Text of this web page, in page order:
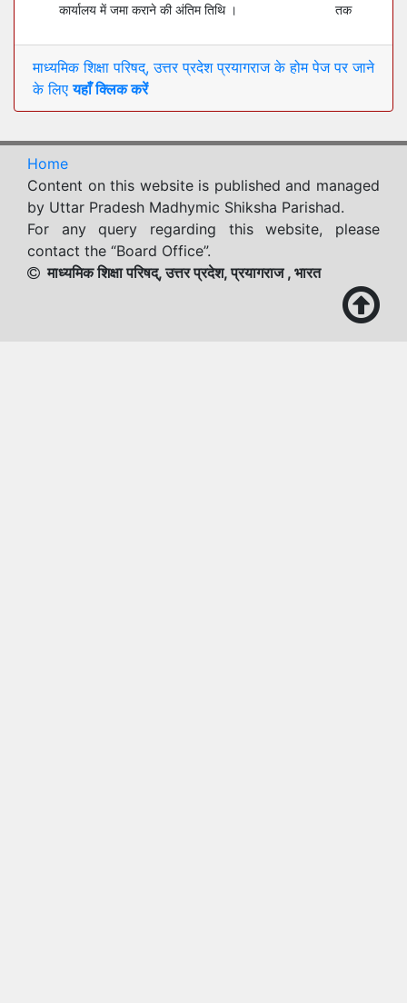
कार्यालय में जमा कराने की अंतिम तिथि ।
तक
माध्यमिक शिक्षा परिषद्, उत्तर प्रदेश प्रयागराज के होम पेज पर जाने
के लिएयहाँ क्लिक करें
Home
Content on this website is published and managed
by Uttar Pradesh Madhymic Shiksha Parishad.
For any query regarding this website, please
contact the “Board Office”.
माध्यमिक शिक्षा परिषद्, उत्तर प्रदेश, प्रयागराज , भारत